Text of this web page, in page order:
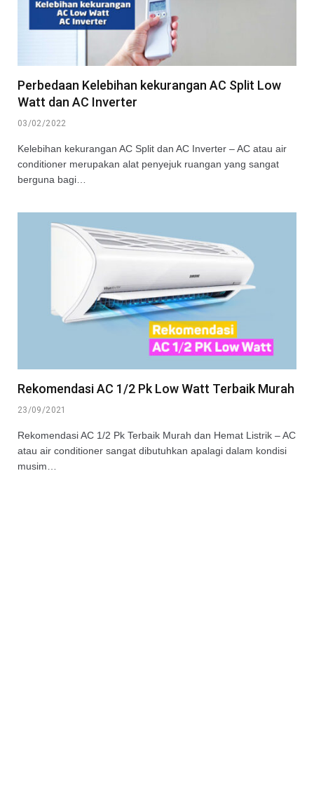
Perbedaan Kelebihan kekurangan AC Split Low
Watt dan AC Inverter
03/02/2022
Kelebihan kekurangan AC Split dan AC Inverter – AC atau air
conditioner merupakan alat penyejuk ruangan yang sangat
berguna bagi…
Rekomendasi AC 1/2 Pk Low Watt Terbaik Murah
23/09/2021
Rekomendasi AC 1/2 Pk Terbaik Murah dan Hemat Listrik – AC
atau air conditioner sangat dibutuhkan apalagi dalam kondisi
musim…